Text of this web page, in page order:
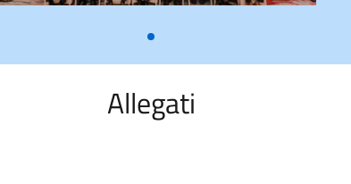
Allegati